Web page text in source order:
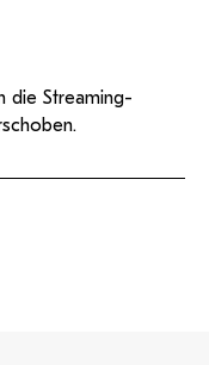
die Streaming-